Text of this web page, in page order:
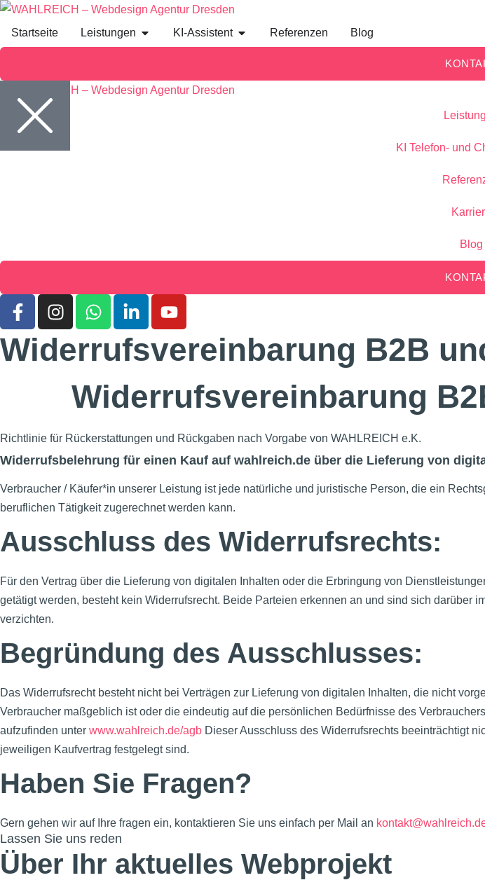
Startseite
Leistungen KI-Assistent Referenzen Blog
KI Telefon- und
Blog
Widerrufsvereinbarung B2B
Widerrufsvereinbarung
Richtlinie für Rückerstattungen und Rückgaben nach Vorgabe von WAHLREICH e.K.
Widerrufsbelehrung für einen Kauf auf wahlreich.de über die Lieferung von
Verbraucher / Käufer*in unserer Leistung ist jede natürliche und juristische Person, die ein
beruflichen Tätigkeit zugerechnet werden kann.
Ausschluss des Widerrufsrechts:
Für den Vertrag über die Lieferung von digitalen Inhalten oder die Erbringung von
getätigt werden, besteht kein Widerrufsrecht. Beide Parteien erkennen an und sind sich
verzichten.
Begründung des Ausschlusses:
Das Widerrufsrecht besteht nicht bei Verträgen zur Lieferung von digitalen Inhalten, die nicht
Verbraucher maßgeblich ist oder die eindeutig auf die persönlichen Bedürfnisse des
aufzufinden unter www.wahlreich.de/agb Dieser Ausschluss des Widerrufsrechts beeinträchtigt
jeweiligen Kaufvertrag festgelegt sind.
Haben Sie Fragen?
Gern gehen wir auf Ihre fragen ein, kontaktieren Sie uns einfach per Mail an
Lassen Sie uns reden
Über Ihr aktuelles Webprojekt